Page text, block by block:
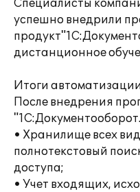
Специалисты
успешно внедрили
дистанционное
Итоги
После внедрения
• Хранилище всех
полнотекстовый
доступа;
• Учет входящих,